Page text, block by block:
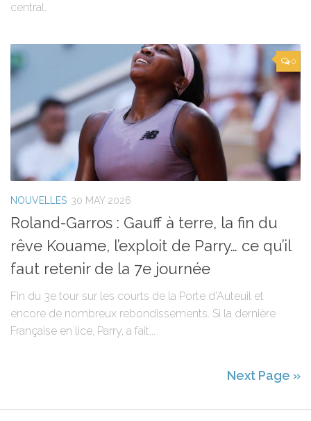
central.
0
NOUVELLES 30 MAY 2026
Roland-Garros : Gauff à terre, la fin du
rêve Kouame, l’exploit de Parry… ce qu’il
faut retenir de la 7e journée
Fin du 3e tour sur les courts de la Porte d’Auteuil et
encore de nombreux rebondissements. Si la dernière
Française en lice, Parry, a fait...
Next Page »